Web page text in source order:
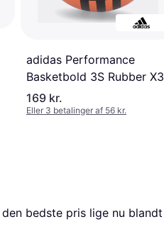
adidas Performance
Basketbold 3S Rubber X3
169 kr.
Eller 3 betalinger af 56 kr.
bedste pris lige nu blandt